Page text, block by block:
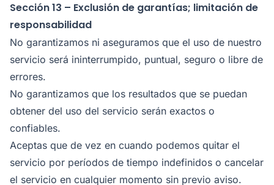
Sección 13 – Exclusión de garantías; limitación de
responsabilidad
No garantizamos ni aseguramos que el uso de nuestro
servicio será ininterrumpido, puntual, seguro o libre de
errores.
No garantizamos que los resultados que se puedan
obtener del uso del servicio serán exactos o
confiables.
Aceptas que de vez en cuando podemos quitar el
servicio por períodos de tiempo indefinidos o cancelar
el servicio en cualquier momento sin previo aviso.